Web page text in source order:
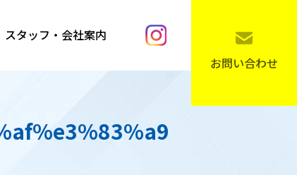
スタッフ・会社案内
お問い合わせ